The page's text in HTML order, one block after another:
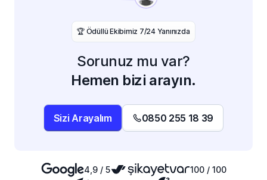
️🏆 Ödüllü Ekibimiz 7/24 Yanınızda
Sorunuz mu var?
Hemen bizi arayın.
Sizi Arayalım 0850 255 18 39
4,9 / 5
100 / 100